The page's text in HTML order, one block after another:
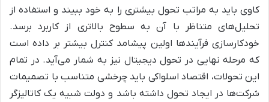
کاوی باید به مراتب تحول بیشتری را به خود ببیند و استفاده از
تحلیل‌های متناظر با آن به سطوح بالاتری از کاربرد برسد.
خودکارسازی فرآیندها اولین پیشامد کنترل بیشتر بر داده است
که مرحله نهایی در تحول دیجیتال نیز به شمار می‌آید. در تمام
این تحولات، اقتصاد اسلواکی باید چرخشی متناسب با تصمیمات
شرکت‌ها در ایجاد تحول داشته باشد و دولت شبیه یک کاتالیزگر